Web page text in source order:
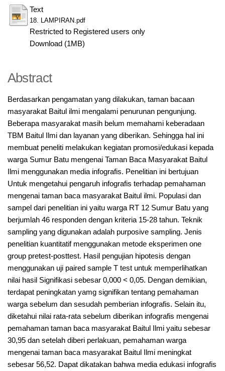
Text
18. LAMPIRAN.pdf
Restricted to Registered users only
Download (1MB)
Abstract
Berdasarkan pengamatan yang dilakukan, taman bacaan
masyarakat Baitul ilmi mengalami penurunan pengunjung.
Beberapa masyarakat masih belum memahami keberadaan
TBM Baitul Ilmi dan layanan yang diberikan. Sehingga hal ini
membuat peneliti melakukan kegiatan promosi/edukasi kepada
warga Sumur Batu mengenai Taman Baca Masyarakat Baitul
Ilmi menggunakan media infografis. Penelitian ini bertujuan
Untuk mengetahui pengaruh infografis terhadap pemahaman
mengenai taman baca masyarakat Baitul ilmi. Populasi dan
sampel dari penelitian ini yaitu warga RT 12 Sumur Batu yang
berjumlah 46 responden dengan kriteria 15-28 tahun. Teknik
sampling yang digunakan adalah purposive sampling. Jenis
penelitian kuantitatif menggunakan metode eksperimen one
group pretest-posttest. Hasil pengujian hipotesis dengan
menggunakan uji paired sample T test untuk memperlihatkan
nilai hasil Signifikasi sebesar 0,000 < 0,05. Dengan demikian,
terdapat peningkatan yamg signifikan tentang pemahaman
warga sebelum dan sesudah pemberian infografis. Selain itu,
diketahui nilai rata-rata sebelum diberikan infografis mengenai
pemahaman taman baca masyarakat Baitul Ilmi yaitu sebesar
30,95 dan setelah diberi perlakuan, pemahaman warga
mengenai taman baca masyarakat Baitul Ilmi meningkat
sebesar 56,52. Dapat dikatakan bahwa media edukasi infografis